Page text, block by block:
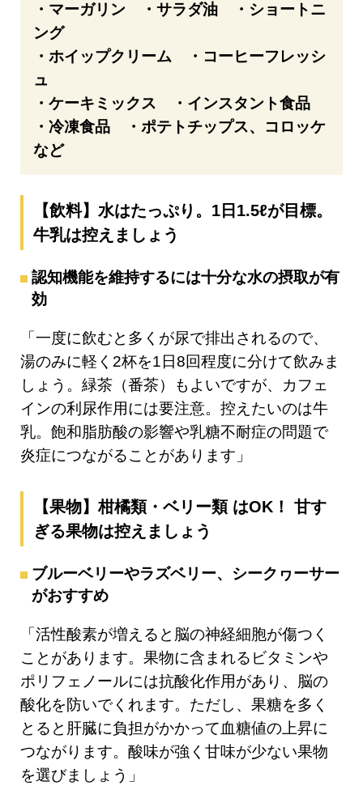
・マーガリン ・サラダ油 ・ショートニ
ング
・ホイップクリーム ・コーヒーフレッシ
ュ
・ケーキミックス ・インスタント食品
・冷凍食品 ・ポテトチップス、コロッケ
など
【飲料】水はたっぷり。1日1.5ℓが目標。
牛乳は控えましょう
認知機能を維持するには十分な水の摂取が有
効
「一度に飲むと多くが尿で排出されるので、
湯のみに軽く2杯を1日8回程度に分けて飲みま
しょう。緑茶（番茶）もよいですが、カフェ
インの利尿作用には要注意。控えたいのは牛
乳。飽和脂肪酸の影響や乳糖不耐症の問題で
炎症につながることがあります」
【果物】柑橘類・ベリー類 はOK！ 甘す
ぎる果物は控えましょう
ブルーベリーやラズベリー、シークヮーサー
がおすすめ
「活性酸素が増えると脳の神経細胞が傷つく
ことがあります。果物に含まれるビタミンや
ポリフェノールには抗酸化作用があり、脳の
酸化を防いでくれます。ただし、果糖を多く
とると肝臓に負担がかかって血糖値の上昇に
つながります。酸味が強く甘味が少ない果物
を選びましょう」